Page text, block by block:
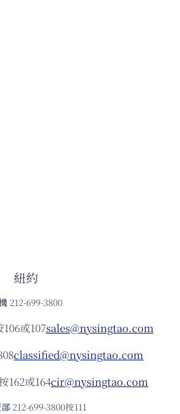
紐約
212-699-3800
或107sales@nysingtao.com
classified@nysingtao.com
162或164cir@nysingtao.com
212-699-3800按111